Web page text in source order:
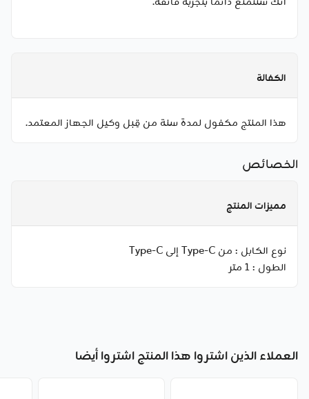
الكفالة
هذا المنتج مكفول لمدة سنة من قِبل وكيل الجهاز المعتمد.
الخصائص
مميزات المنتج
نوع الكابل : من Type-C إلى Type-C
الطول :1 متر
العملاء الذين اشتروا هذا المنتج اشتروا أيضا